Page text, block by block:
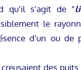
qu’il s’agit de “
le
d’un ou de
des